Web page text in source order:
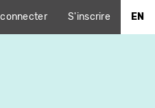
S'inscrire EN